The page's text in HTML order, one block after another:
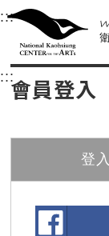
衛武營國
中央內容區塊，為
:::選單連結區塊
衛武營國
::: 中央內容區
會員登入
登入